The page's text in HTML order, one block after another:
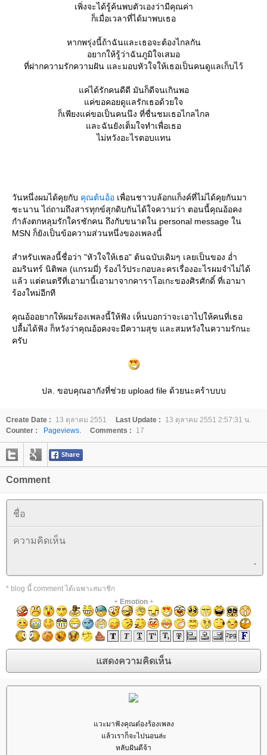
เพิ่งจะได้รู้ค้นพบตัวเองว่ามีคุณค่า
ก็เมื่อเวลาที่ได้มาพบเธอ
หากพรุ่งนี้ถ้าฉันและเธอจะต้องไกลกัน
อยากให้รู้ว่าฉันภูมิใจเสมอ
ที่ฝากความรักความฝัน และมอบหัวใจให้เธอเป็นคนดูแลเก็บไว้
ค่ได้รักคนดีดี มันก็ดีจนเกินพอ
ค่ขอคอยดูแลรักเธอด้วยใจ
ก็เพียงแค่ขอเป็นคนนึง ที่ชื่นชมเธอไกลไกล
ละฉันยังเต็มใจทำเพื่อเธอ
ไม่หวังอะไรตอบแทน
วันหนึ่งผมได้คุยกับ คุณต้นอ้อ เพื่อนชาวบล้อกแก็งค์ที่ไม่ได้คุยกันมา
ซะนาน ไถ่ถามถึงสารทุกข์สุกดิบกันได้ใจความว่า ตอนนี้คุณอ้อคง
กำลังตกหลุมรักใครซักคน ถึงกับขนาดใน personal message ใน
MSN ก็ยังเป็นข้อความส่วนหนึ่งของเพลงนี้
สำหรับเพลงนี้ชื่อว่า "หัวใจให้เธอ" ต้นฉบับเดิมๆ เลยเป็นของ อ่ำ
อมรินทร์ นิติพล (แกรมมี่) ร้องไว้ประกอบละครเรื่องอะไรผมจำไม่ได้
ล้ว แต่ดนตรีที่เอามานี้เอามาจากคาราโอเกะของศิรศักดิ์ ที่เอามา
ร้องใหม่อีกที
คุณอ้ออยากให้ผมร้องเพลงนี้ให้ฟัง เห็นบอกว่าจะเอาไปให้คนที่เธอ
ปลื้มได้ฟัง ก็หวังว่าคุณอ้อคงจะมีความสุข และสมหวังในความรักนะ
ครับ
ปล. ขอบคุณอากังที่ช่วย upload file ด้วยนะคร้าบบบ
Create Date : 13 ตุลาคม 2551 Last Update :
13 ตุลาคม 2551 2:57:31 น.
Counter :
Pageviews. Comments : 17
Comment
* blog นี้ comment ได้เฉพาะสมาชิก
+ Emotion+
วะมาฟังคุณต๋องร้องเพลง
ล้วเราก็จะไปนอนล่ะ
หลับฝันดีจ้า